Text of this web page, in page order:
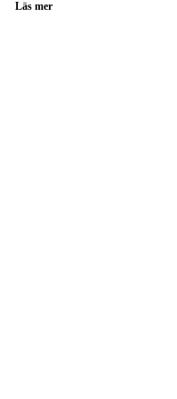
Läs mer